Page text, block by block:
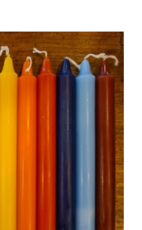
PRODOTTO